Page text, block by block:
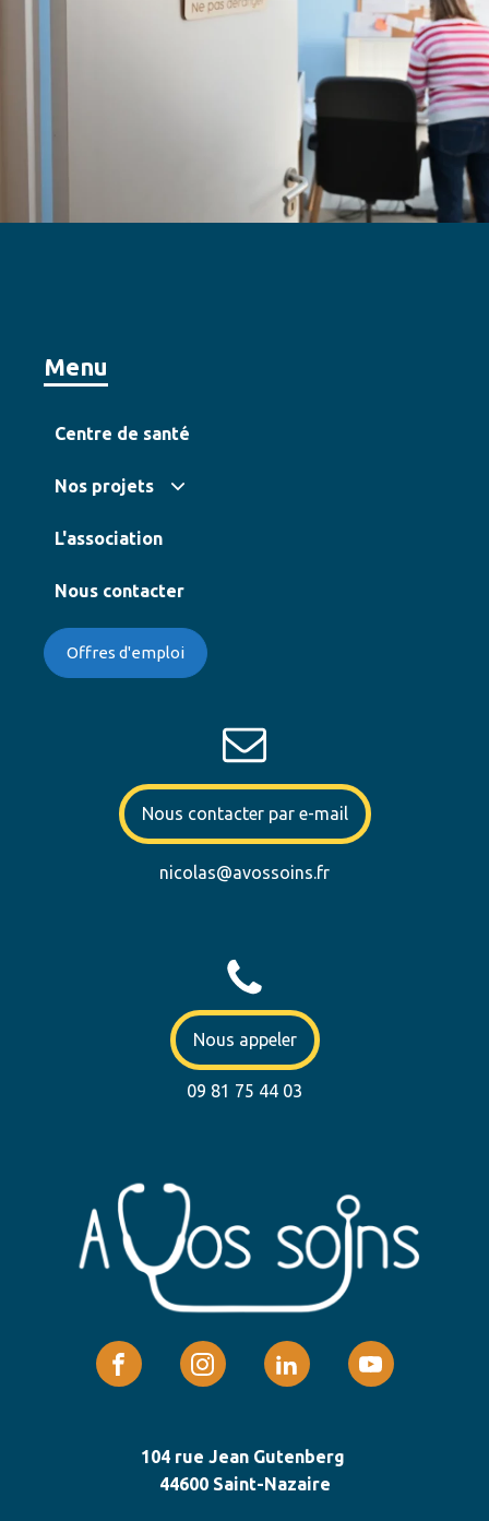
Menu
Centre de santé
Nos projets
L'association
Nous contacter
Offres d'emploi
Nous contacter par e-mail
nicolas@avossoins.fr
Nous appeler
09 81 75 44 03
104 rue Jean Gutenberg
44600 Saint-Nazaire